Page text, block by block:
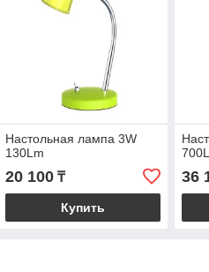
Настольная лампа 3W
130Lm
20 100₸
Купить
36